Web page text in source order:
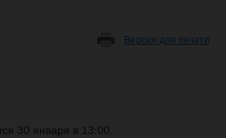
Версия для печати
30 января в 13:00.